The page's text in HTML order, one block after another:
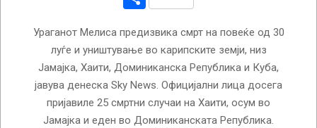
Ураганот Мелиса предизвика смрт на повеќе од 30
луѓе и уништување во карипските земји, низ
Јамајка, Хаити, Доминиканска Република и Куба,
јавува денеска Sky News. Официјални лица досега
пријавиле 25 смртни случаи на Хаити, осум во
Јамајка и еден во Доминиканската Република.